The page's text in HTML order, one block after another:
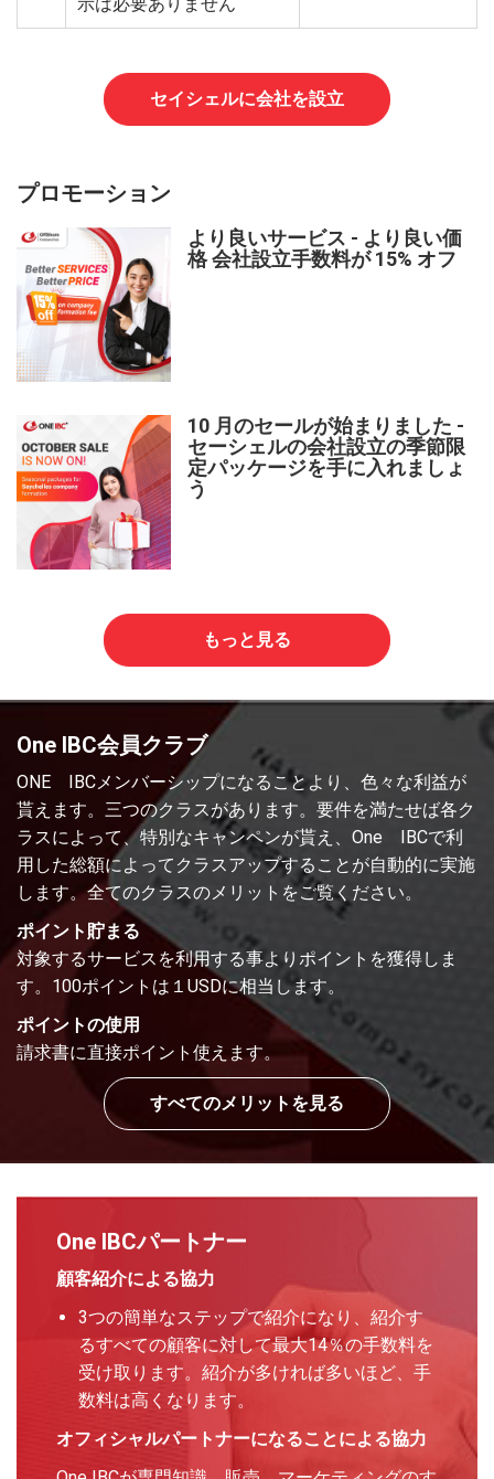
セイシェルに会社を設立
プロモーション
より良いサービス - より良い価
格 会社設立手数料が 15% オフ
10 月のセールが始まりました -
セーシェルの会社設立の季節限
定パッケージを手に入れましょ
う
もっと見る
One IBC会員クラブ
ONE IBCメンバーシップになることより、色々な利益が
貰えます。三つのクラスがあります。要件を満たせば各ク
ラスによって、特別なキャンペンが貰え、One IBCで利
用した総額によってクラスアップすることが自動的に実施
します。全てのクラスのメリットをご覧ください。
ポイント貯まる
対象するサービスを利用する事よりポイントを獲得しま
す。100ポイントは１USDに相当します。
ポイントの使用
請求書に直接ポイント使えます。
すべてのメリットを見る
One IBCパートナー
顧客紹介による協力
3つの簡単なステップで紹介になり、紹介す
るすべての顧客に対して最大14％の手数料を
受け取ります。紹介が多ければ多いほど、手
数料は高くなります。
オフィシャルパートナーになることによる協力